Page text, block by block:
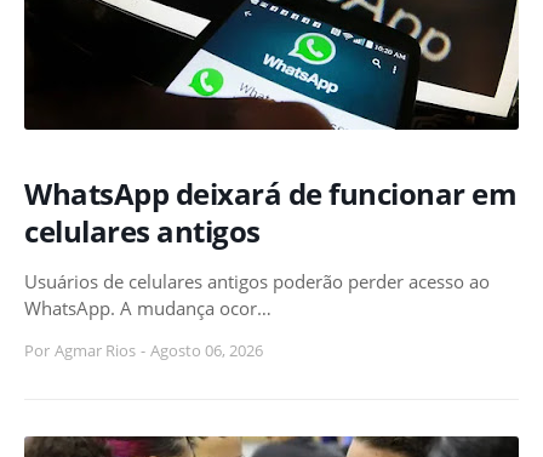
WhatsApp deixará de funcionar em
celulares antigos
Usuários de celulares antigos poderão perder acesso ao
WhatsApp. A mudança ocor…
Por Agmar Rios - Agosto 06, 2026